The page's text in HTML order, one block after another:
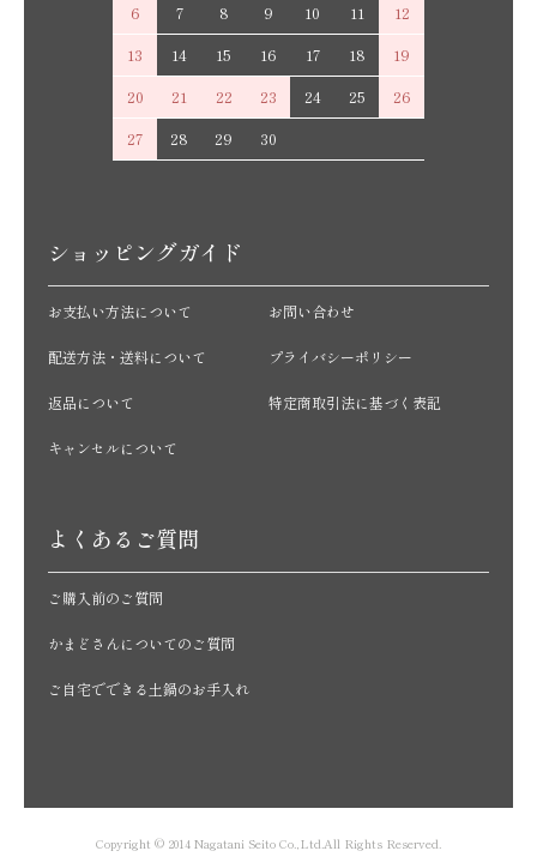
6
7 8 9 10 11
12
13
14 15 16 17 18
19
20
21 22 23 24 25
26
27
28 29 30
ショッピングガイド
お支払い方法について
配送方法・送料について
返品について
キャンセルについて
お問い合わせ
プライバシーポリシー
特定商取引法に基づく表記
よくあるご質問
ご購入前のご質問
かまどさんについてのご質問
ご自宅でできる土鍋のお手入れ
Copyright © 2014 Nagatani Seito Co.,Ltd.All Rights Reserved.